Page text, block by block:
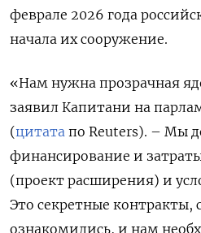
феврале 2026 года
начала их сооружение.
«Нам нужна прозрачная
заявил Капитани на
(цитата по Reuters). – Мы
финансирование и
(проект расширения) и
Это секретные
ознакомились, и нам